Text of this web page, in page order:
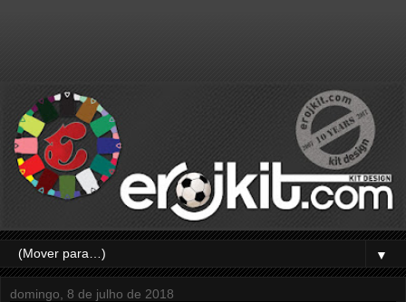
▼
domingo, 8 de julho de 2018